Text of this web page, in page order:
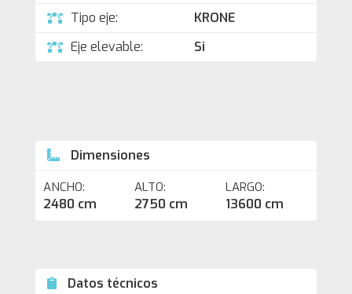
Tipo eje:
KRONE
Eje elevable:
Si
Dimensiones
ANCHO:
2480 cm
ALTO:
2750 cm
LARGO:
13600 cm
Datos técnicos